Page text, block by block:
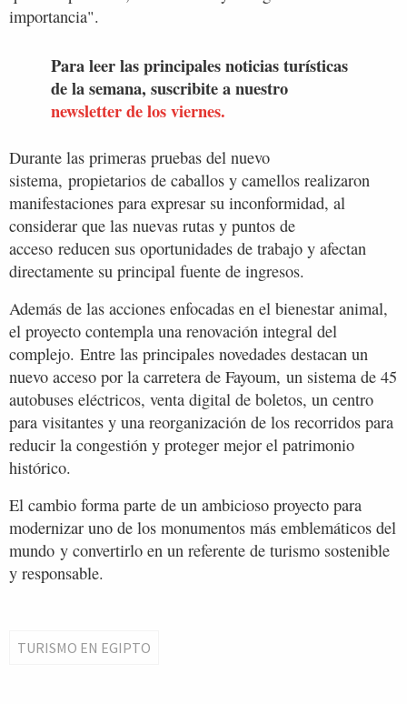
importancia".
Para leer las principales noticias turísticas
de la semana, suscribite a nuestro
newsletter de los viernes.
Durante las primeras pruebas del nuevo
sistema, propietarios de caballos y camellos realizaron
manifestaciones para expresar su inconformidad, al
considerar que las nuevas rutas y puntos de
acceso reducen sus oportunidades de trabajo y afectan
directamente su principal fuente de ingresos.
Además de las acciones enfocadas en el bienestar animal,
el proyecto contempla una renovación integral del
complejo. Entre las principales novedades destacan un
nuevo acceso por la carretera de Fayoum, un sistema de 45
autobuses eléctricos, venta digital de boletos, un centro
para visitantes y una reorganización de los recorridos para
reducir la congestión y proteger mejor el patrimonio
histórico.
El cambio forma parte de un ambicioso proyecto para
modernizar uno de los monumentos más emblemáticos del
mundo y convertirlo en un referente de turismo sostenible
y responsable.
TURISMO EN EGIPTO